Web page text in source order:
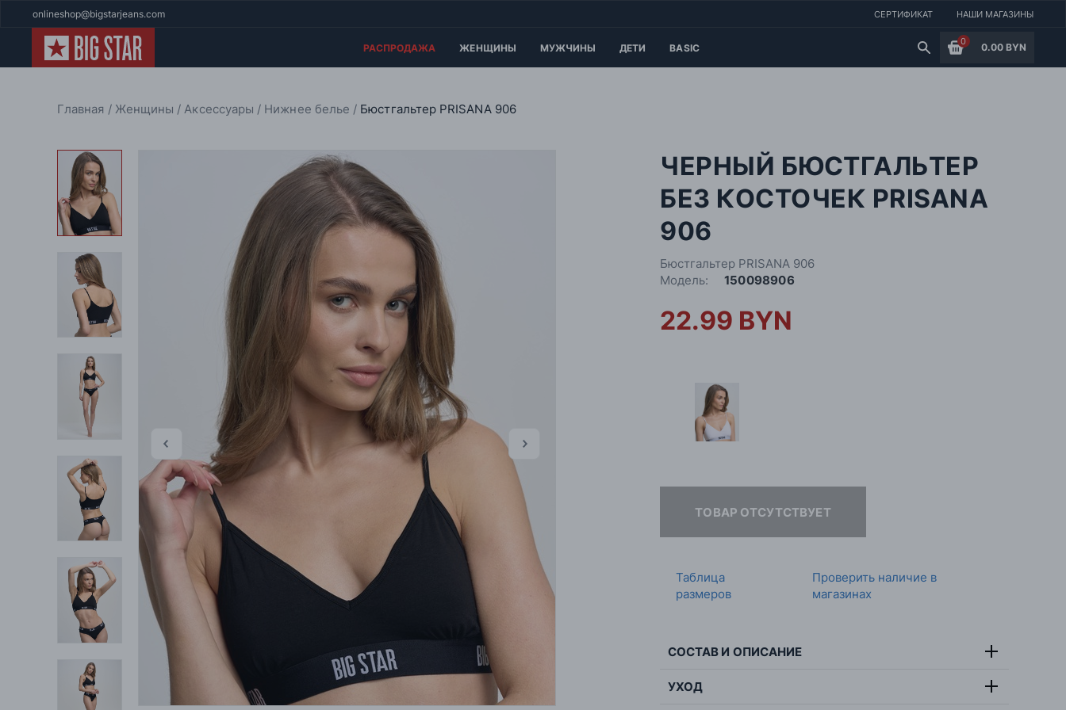
onlineshop@bigstarjeans.com СЕРТИФИКАТ НАШИ МАГАЗИНЫ
РАСПРОДАЖА ЖЕНЩИНЫ МУЖЧИНЫ ДЕТИ BASIC
0
0.00 BYN
Главная Женщины Аксессуары Нижнее белье Бюстгальтер PRISANA 906
ЧЕРНЫЙ БЮСТГАЛЬТЕР
БЕЗ КОСТОЧЕК PRISANA
906
Бюстгальтер PRISANA 906
Модель:
150098906
22.99 BYN
ТОВАР ОТСУТСТВУЕТ
Таблица
размеров
Проверить наличие в
магазинах
СОСТАВ И ОПИСАНИЕ
Состав:
УХОД